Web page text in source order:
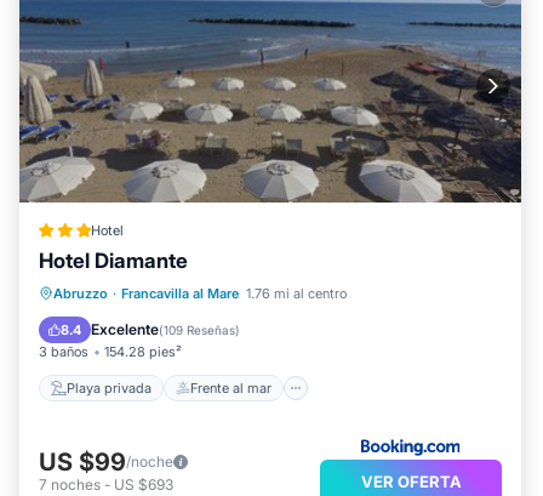
Hotel
Hotel Diamante
Abruzzo · Francavilla al Mare 1.76 mi al centro
8.4 Excelente(109 Reseñas)
3 baños 154.28 pies²
Playa privada Frente al mar
Playa privada
Frente al mar
Desayuno
Aparcamiento
US $99/noche
7 noches - US $693 VER OFERTA